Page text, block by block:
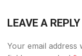
LEAVE A REPLY
Your email address